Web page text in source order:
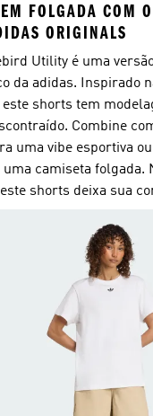
FOLGADA COM
ORIGINALS
Utility é uma
da adidas. Inspirado
shorts tem
Combine
uma vibe esportiva
uma camiseta folgada.
shorts deixa sua